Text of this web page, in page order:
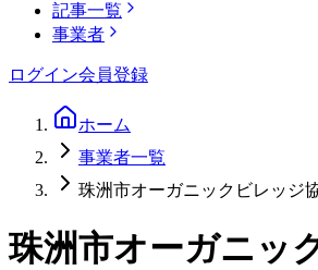
記事一覧
事業者
ログイン会員登録
ホーム
事業者一覧
珠洲市オーガニックビレッジ
珠洲市オーガニッ